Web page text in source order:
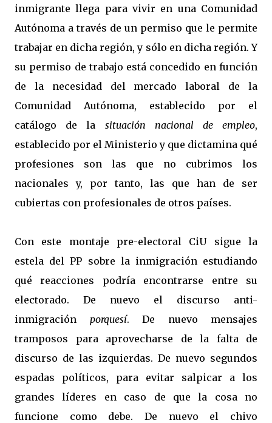
inmigrante llega para vivir en una Comunidad
Autónoma a través de un permiso que le permite
trabajar en dicha región, y sólo en dicha región. Y
su permiso de trabajo está concedido en función
de la necesidad del mercado laboral de la
Comunidad Autónoma, establecido por el
catálogo de la situación nacional de empleo,
establecido por el Ministerio y que dictamina qué
profesiones son las que no cubrimos los
nacionales y, por tanto, las que han de ser
cubiertas con profesionales de otros países.
Con este montaje pre-electoral CiU sigue la
estela del PP sobre la inmigración estudiando
qué reacciones podría encontrarse entre su
electorado. De nuevo el discurso anti-
inmigración porquesí. De nuevo mensajes
tramposos para aprovecharse de la falta de
discurso de las izquierdas. De nuevo segundos
espadas políticos, para evitar salpicar a los
grandes líderes en caso de que la cosa no
funcione como debe. De nuevo el chivo